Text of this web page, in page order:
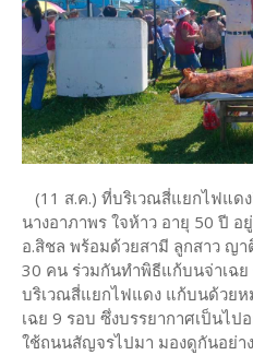
(11 ส.ค.) ที่บริเวณสี่แยกไฟแด
นางอาภาพร ใจห้าว อายุ 50 ปี
อ.สิชล พร้อมด้วยสามี ลูกสาว ญ
30 คน ร่วมกันทำพิธีแก้บนจ่าเฉ
บริเวณสี่แยกไฟแดง แก้บนด้วยห
เฉย 9 รอบ ซึ่งบรรยากาศเป็นไ
ใช้ถนนสัญจรไปมา มองดูกันอย่า